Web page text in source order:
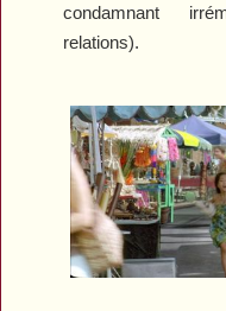
condamnant
relations).